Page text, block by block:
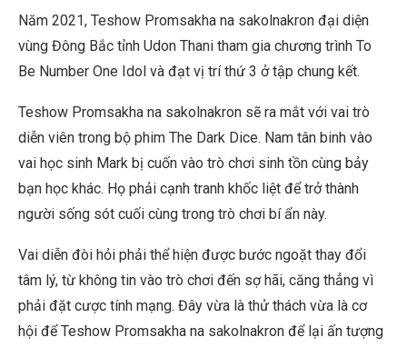
Năm 2021, Teshow Promsakha na sakolnakron đại diện
vùng Đông Bắc tỉnh Udon Thani tham gia chương trình To
Be Number One Idol và đạt vị trí thứ 3 ở tập chung kết.
Teshow Promsakha na sakolnakron sẽ ra mắt với vai trò
diễn viên trong bộ phim The Dark Dice. Nam tân binh vào
vai học sinh Mark bị cuốn vào trò chơi sinh tồn cùng bảy
bạn học khác. Họ phải cạnh tranh khốc liệt để trở thành
người sống sót cuối cùng trong trò chơi bí ẩn này.
Vai diễn đòi hỏi phải thể hiện được bước ngoặt thay đổi
tâm lý, từ không tin vào trò chơi đến sợ hãi, căng thẳng vì
phải đặt cược tính mạng. Đây vừa là thử thách vừa là cơ
hội để Teshow Promsakha na sakolnakron để lại ấn tượng